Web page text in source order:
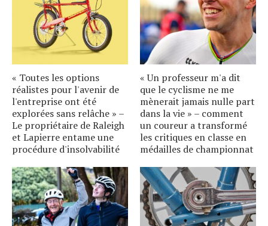
« Toutes les options
réalistes pour l'avenir de
l'entreprise ont été
explorées sans relâche » –
Le propriétaire de Raleigh
et Lapierre entame une
procédure d'insolvabilité
« Un professeur m'a dit
que le cyclisme ne me
mènerait jamais nulle part
dans la vie » – comment
un coureur a transformé
les critiques en classe en
médailles de championnat